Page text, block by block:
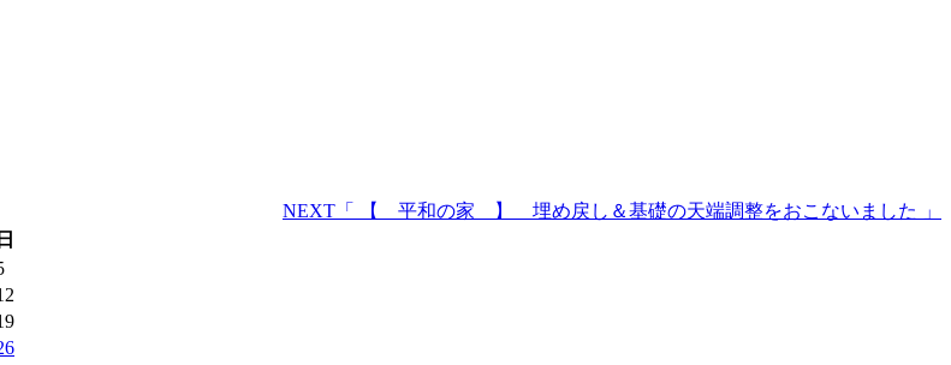
NEXT 「 【 平和の家 】 埋め戻し＆基礎の天端調整をおこないました 」
日